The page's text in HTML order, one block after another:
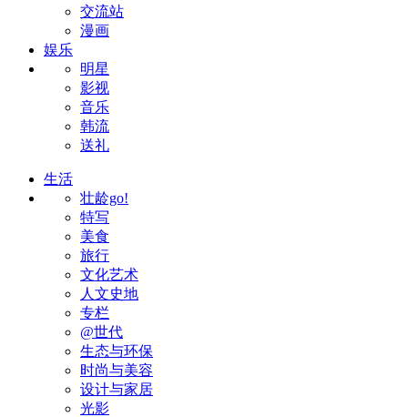
交流站
漫画
娱乐
明星
影视
音乐
韩流
送礼
生活
壮龄go!
特写
美食
旅行
文化艺术
人文史地
专栏
@世代
生态与环保
时尚与美容
设计与家居
光影